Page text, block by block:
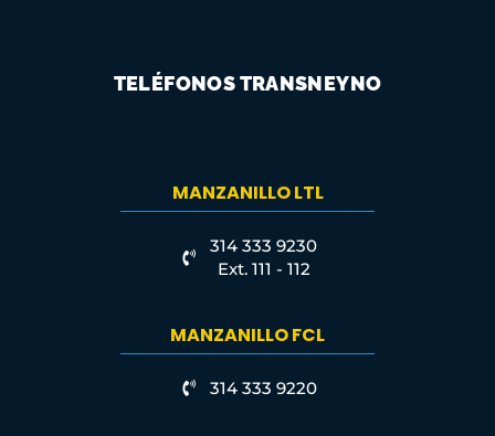
TELÉFONOS TRANSNEYNO
MANZANILLO LTL
314 333 9230
Ext. 111 - 112
MANZANILLO FCL
314 333 9220